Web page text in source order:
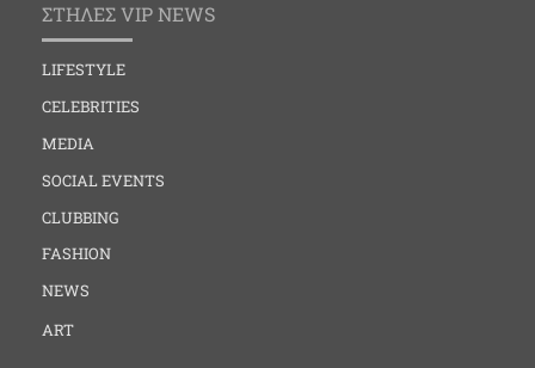
ΣΤΗΛΕΣ VIP NEWS
LIFESTYLE
CELEBRITIES
MEDIA
SOCIAL EVENTS
CLUBBING
FASHION
NEWS
ART